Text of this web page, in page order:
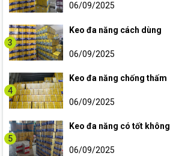
06/09/2025
3
Keo đa năng cách dùng
06/09/2025
4
Keo đa năng chống thấm
06/09/2025
5
Keo đa năng có tốt không
06/09/2025